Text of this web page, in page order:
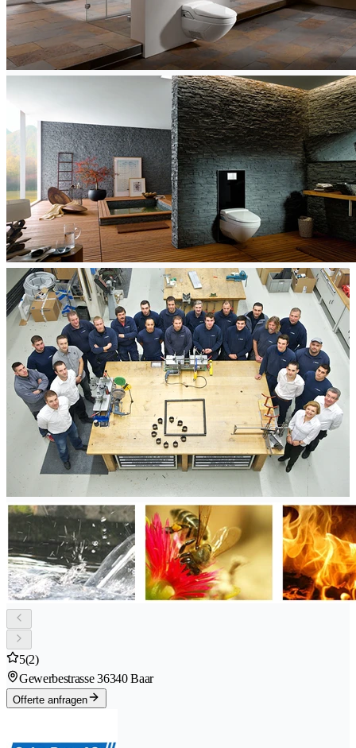
5(2)
Gewerbestrasse 36340 Baar
Offerte anfragen